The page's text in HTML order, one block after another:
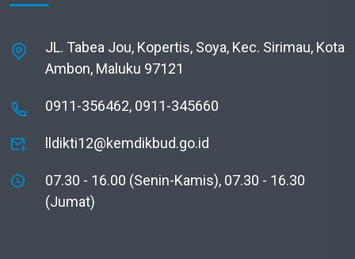
JL. Tabea Jou, Kopertis, Soya, Kec. Sirimau, Kota
Ambon, Maluku 97121
0911-356462, 0911-345660
lldikti12@kemdikbud.go.id
07.30 - 16.00 (Senin-Kamis), 07.30 - 16.30
(Jumat)